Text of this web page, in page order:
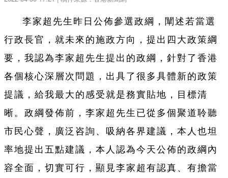
李家超先生昨日公佈參選政綱，闡述若當選
行政長官，就未來的施政方向，提出四大政策綱
要，我認為李家超先生提出的政綱，針對了香港
各個核心深層次問題，出具了很多具體新的政策
提議，給我最大的感受就是務實貼地，目標清
晰。政綱發佈前，李家超先生已從多個聚道聆聽
市民心聲，廣泛咨詢、吸納各界建議，本人也坦
率地提出五點建議，本人認為今天公佈的政綱內
容全面，切實可行，顯見李家超有認真、有擔當